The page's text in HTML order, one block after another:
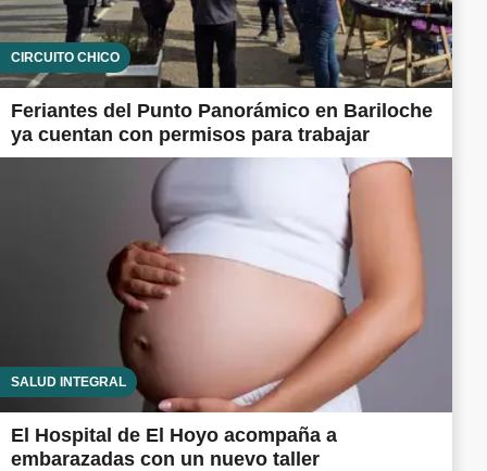
CIRCUITO CHICO
Feriantes del Punto Panorámico en Bariloche
ya cuentan con permisos para trabajar
SALUD INTEGRAL
El Hospital de El Hoyo acompaña a
embarazadas con un nuevo taller